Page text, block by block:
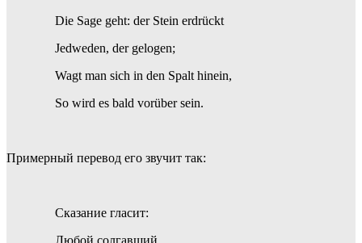
Die Sage geht: der Stein erdrückt
Jedweden, der gelogen;
Wagt man sich in den Spalt hinein,
So wird es bald vorüber sein.
Примерный перевод его звучит так:
Сказание гласит:
Любой солгавший,